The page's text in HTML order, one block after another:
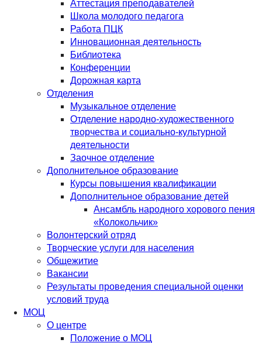
Аттестация преподавателей
Школа молодого педагога
Работа ПЦК
Инновационная деятельность
Библиотека
Конференции
Дорожная карта
Отделения
Музыкальное отделение
Отделение народно-художественного
творчества и социально-культурной
деятельности
Заочное отделение
Дополнительное образование
Курсы повышения квалификации
Дополнительное образование детей
Ансамбль народного хорового пения
«Колокольчик»
Волонтерский отряд
Творческие услуги для населения
Общежитие
Вакансии
Результаты проведения специальной оценки
условий труда
МОЦ
О центре
Положение о МОЦ